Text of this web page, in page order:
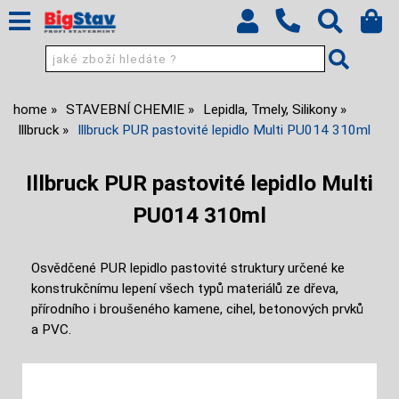
home STAVEBNÍ CHEMIE
Lepidla, Tmely, Silikony
Illbruck
Illbruck PUR pastovité lepidlo Multi PU014 310ml
Illbruck PUR pastovité lepidlo Multi
PU014 310ml
Osvědčené PUR lepidlo pastovité struktury určené ke
konstrukčnímu lepení všech typů materiálů ze dřeva,
přírodního i broušeného kamene, cihel, betonových prvků
a PVC.